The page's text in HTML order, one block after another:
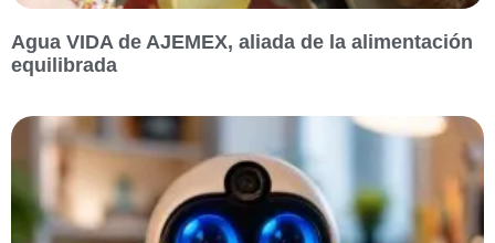
Agua VIDA de AJEMEX, aliada de la alimentación
equilibrada